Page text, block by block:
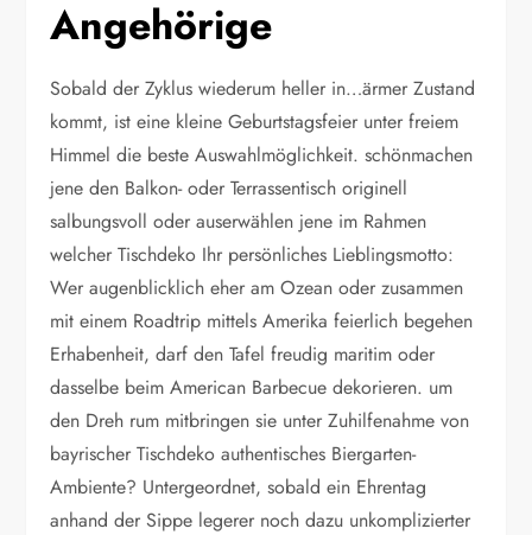
Angehörige
Sobald der Zyklus wiederum heller in…ärmer Zustand
kommt, ist eine kleine Geburtstagsfeier unter freiem
Himmel die beste Auswahlmöglichkeit. schönmachen
jene den Balkon- oder Terrassentisch originell
salbungsvoll oder auserwählen jene im Rahmen
welcher Tischdeko Ihr persönliches Lieblingsmotto:
Wer augenblicklich eher am Ozean oder zusammen
mit einem Roadtrip mittels Amerika feierlich begehen
Erhabenheit, darf den Tafel freudig maritim oder
dasselbe beim American Barbecue dekorieren. um
den Dreh rum mitbringen sie unter Zuhilfenahme von
bayrischer Tischdeko authentisches Biergarten-
Ambiente? Untergeordnet, sobald ein Ehrentag
anhand der Sippe legerer noch dazu unkomplizierter